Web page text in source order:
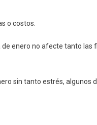
o costos.
enero no afecte tanto las
sin tanto estrés, algunos